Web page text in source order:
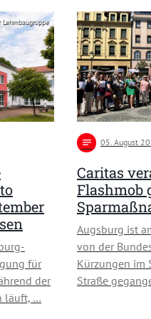
für
der
läuft, …
notes 05. August
Caritas
Flashmob
Augsburg ist
von der
Kürzungen im
Straße